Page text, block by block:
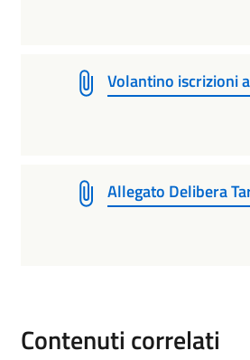
Volantino iscrizioni
Allegato Delibera
Contenuti correlati